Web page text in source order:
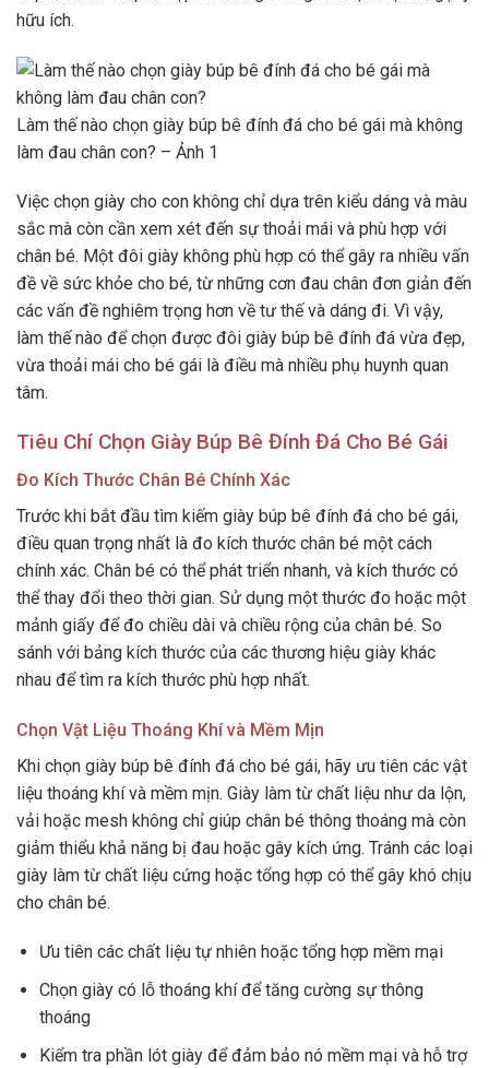
hữu ích.
Làm thế nào chọn giày búp bê đính đá cho bé gái mà không
làm đau chân con? – Ảnh 1
Việc chọn giày cho con không chỉ dựa trên kiểu dáng và màu
sắc mà còn cần xem xét đến sự thoải mái và phù hợp với
chân bé. Một đôi giày không phù hợp có thể gây ra nhiều vấn
đề về sức khỏe cho bé, từ những cơn đau chân đơn giản đến
các vấn đề nghiêm trọng hơn về tư thế và dáng đi. Vì vậy,
làm thế nào để chọn được đôi giày búp bê đính đá vừa đẹp,
vừa thoải mái cho bé gái là điều mà nhiều phụ huynh quan
tâm.
Tiêu Chí Chọn Giày Búp Bê Đính Đá Cho Bé Gái
Đo Kích Thước Chân Bé Chính Xác
Trước khi bắt đầu tìm kiếm giày búp bê đính đá cho bé gái,
điều quan trọng nhất là đo kích thước chân bé một cách
chính xác. Chân bé có thể phát triển nhanh, và kích thước có
thể thay đổi theo thời gian. Sử dụng một thước đo hoặc một
mảnh giấy để đo chiều dài và chiều rộng của chân bé. So
sánh với bảng kích thước của các thương hiệu giày khác
nhau để tìm ra kích thước phù hợp nhất.
Chọn Vật Liệu Thoáng Khí và Mềm Mịn
Khi chọn giày búp bê đính đá cho bé gái, hãy ưu tiên các vật
liệu thoáng khí và mềm mịn. Giày làm từ chất liệu như da lộn,
vải hoặc mesh không chỉ giúp chân bé thông thoáng mà còn
giảm thiểu khả năng bị đau hoặc gây kích ứng. Tránh các loại
giày làm từ chất liệu cứng hoặc tổng hợp có thể gây khó chịu
cho chân bé.
Ưu tiên các chất liệu tự nhiên hoặc tổng hợp mềm mại
Chọn giày có lỗ thoáng khí để tăng cường sự thông
thoáng
Kiểm tra phần lót giày để đảm bảo nó mềm mại và hỗ trợ